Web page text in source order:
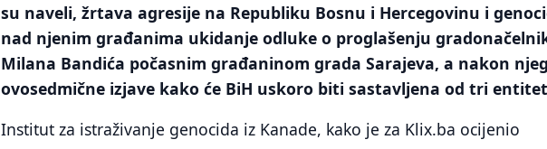
su naveli, žrtava agresije na Republiku Bosnu i Hercegovinu i
nad njenim građanima ukidanje odluke o proglašenju
Milana Bandića počasnim građaninom grada Sarajeva, a nakon
ovosedmične izjave kako će BiH uskoro biti sastavljena od tri
Institut za istraživanje genocida iz Kanade, kako je za Klix.ba ocijenio